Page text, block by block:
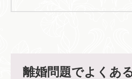
離婚問題でよくあ